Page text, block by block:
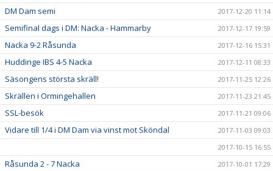
DM Dam semi 2017-12-20 11:14
Semifinal dags i DM: Nacka - Hammarby 2017-12-17 19:59
Nacka 9-2 Råsunda 2017-12-16 15:31
Huddinge IBS 4-5 Nacka 2017-12-11 08:33
Säsongens största skräll! 2017-11-25 12:26
Skrällen i Ormingehallen 2017-11-23 21:45
SSL-besök 2017-11-21 09:06
Vidare till 1/4 i DM Dam via vinst mot Sköndal
2017-11-03 09:03
2017-10-15 16:55
Råsunda 2 - 7 Nacka 2017-10-01 17:29